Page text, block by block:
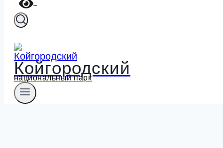
Койгородский
национальный парк